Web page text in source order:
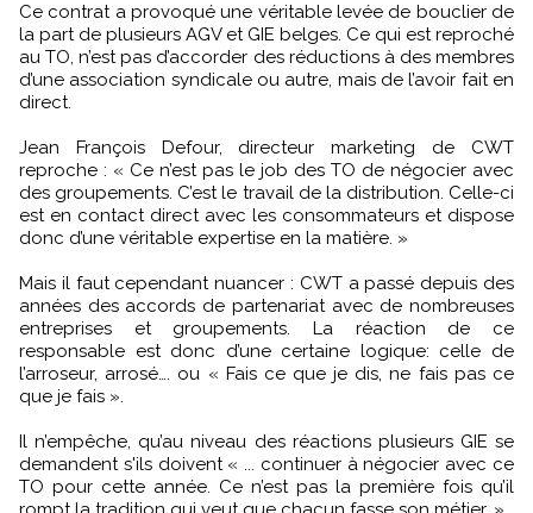
Ce contrat a provoqué une véritable levée de bouclier de
la part de plusieurs AGV et GIE belges. Ce qui est reproché
au TO, n’est pas d’accorder des réductions à des membres
d’une association syndicale ou autre, mais de l’avoir fait en
direct.
Jean François Defour, directeur marketing de CWT
reproche : « Ce n’est pas le job des TO de négocier avec
des groupements. C’est le travail de la distribution. Celle-ci
est en contact direct avec les consommateurs et dispose
donc d’une véritable expertise en la matière. »
Mais il faut cependant nuancer : CWT a passé depuis des
années des accords de partenariat avec de nombreuses
entreprises et groupements. La réaction de ce
responsable est donc d’une certaine logique: celle de
l’arroseur, arrosé…. ou « Fais ce que je dis, ne fais pas ce
que je fais ».
Il n’empêche, qu’au niveau des réactions plusieurs GIE se
demandent s'ils doivent « ... continuer à négocier avec ce
TO pour cette année. Ce n’est pas la première fois qu’il